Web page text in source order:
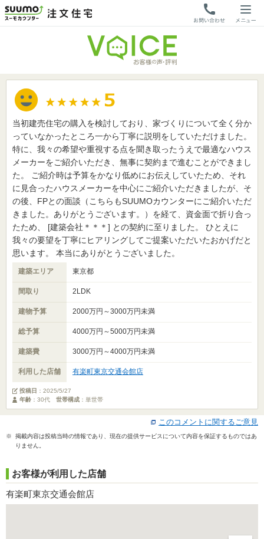
当初建売住宅の購入を検討しており、家づくりについて全く分か
っていなかったところ一から丁寧に説明をしていただけました。
特に、我々の希望や重視する点を聞き取ったうえで最適なハウス
メーカーをご紹介いただき、無事に契約まで進むことができまし
た。 ご紹介時は予算をかなり低めにお伝えしていたため、それ
に見合ったハウスメーカーを中心にご紹介いただきましたが、そ
の後、FPとの面談（こちらもSUUMOカウンターにご紹介いただ
きました。ありがとうございます。）を経て、資金面で折り合っ
たため、 [建築会社＊＊＊] との契約に至りました。 ひとえに
我々の要望を丁寧にヒアリングしてご提案いただいたおかげだと
思います。 本当にありがとうございました。
建築エリア 東京都
間取り 2LDK
建物予算 2000万円～3000万円未満
総予算 4000万円～5000万円未満
建築費 3000万円～4000万円未満
利用した店舗 有楽町東京交通会館店
投稿日 ： 2025/5/27
年齢 ：30代 世帯構成 ：単世帯
このコメントに関するご意見
※ 掲載内容は投稿当時の情報であり、現在の提供サービスについて内容を保証するものではあ
りません。
お客様が利用した店舗
有楽町東京交通会館店